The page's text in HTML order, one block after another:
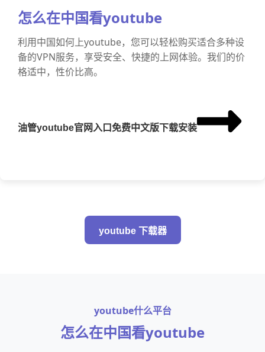
怎么在中国看youtube
利用中国如何上youtube，您可以轻松购买适合多种设
备的VPN服务，享受安全、快捷的上网体验。我们的价
格适中，性价比高。
油管youtube官网入口免费中文版下载安装
youtube 下载器
youtube什么平台
怎么在中国看youtube